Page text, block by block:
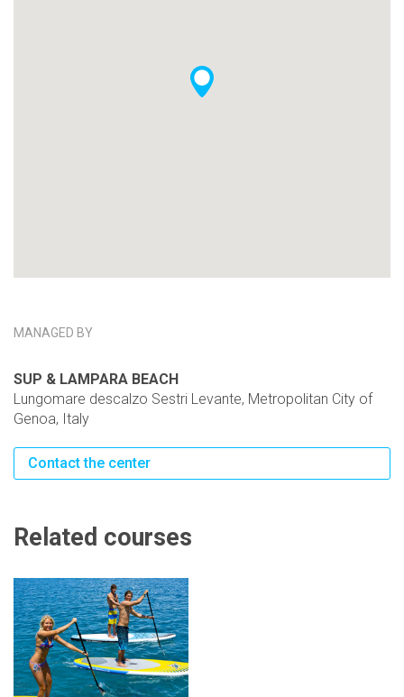
MANAGED BY
SUP & LAMPARA BEACH
Lungomare descalzo Sestri Levante, Metropolitan City of
Genoa, Italy
Contact the center
Related courses